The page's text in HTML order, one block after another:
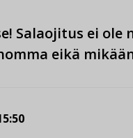
Salaojitus ei
eikä